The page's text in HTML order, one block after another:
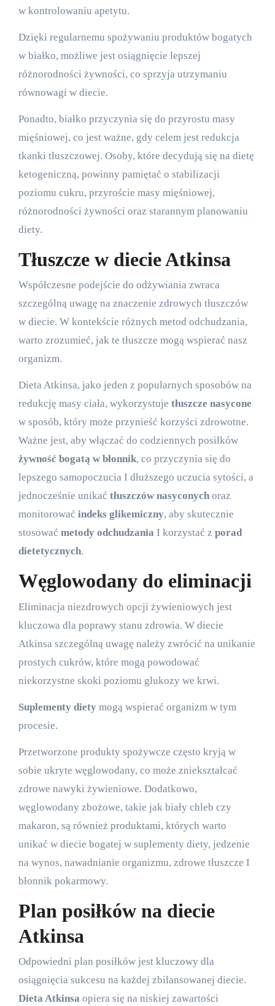
w kontrolowaniu apetytu.
Dzięki regularnemu spożywaniu produktów bogatych
w białko, możliwe jest osiągnięcie lepszej
różnorodności żywności, co sprzyja utrzymaniu
równowagi w diecie.
Ponadto, białko przyczynia się do przyrostu masy
mięśniowej, co jest ważne, gdy celem jest redukcja
tkanki tłuszczowej. Osoby, które decydują się na dietę
ketogeniczną, powinny pamiętać o stabilizacji
poziomu cukru, przyroście masy mięśniowej,
różnorodności żywności oraz starannym planowaniu
diety.
Tłuszcze w diecie Atkinsa
Współczesne podejście do odżywiania zwraca
szczególną uwagę na znaczenie zdrowych tłuszczów
w diecie. W kontekście różnych metod odchudzania,
warto zrozumieć, jak te tłuszcze mogą wspierać nasz
organizm.
Dieta Atkinsa, jako jeden z popularnych sposobów na
redukcję masy ciała, wykorzystuje tłuszcze nasycone
w sposób, który może przynieść korzyści zdrowotne.
Ważne jest, aby włączać do codziennych posiłków
żywność bogatą w błonnik, co przyczynia się do
lepszego samopoczucia I dłuższego uczucia sytości, a
jednocześnie unikać tłuszczów nasyconychoraz
monitorować indeks glikemiczny, aby skutecznie
stosować metody odchudzania I korzystać z porad
dietetycznych.
Węglowodany do eliminacji
Eliminacja niezdrowych opcji żywieniowych jest
kluczowa dla poprawy stanu zdrowia. W diecie
Atkinsa szczególną uwagę należy zwrócić na unikanie
prostych cukrów, które mogą powodować
niekorzystne skoki poziomu glukozy we krwi.
Suplementy dietymogą wspierać organizm w tym
procesie.
Przetworzone produkty spożywcze często kryją w
sobie ukryte węglowodany, co może zniekształcać
zdrowe nawyki żywieniowe. Dodatkowo,
węglowodany zbożowe, takie jak biały chleb czy
makaron, są również produktami, których warto
unikać w diecie bogatej w suplementy diety, jedzenie
na wynos, nawadnianie organizmu, zdrowe tłuszcze I
błonnik pokarmowy.
Plan posiłków na diecie
Atkinsa
Odpowiedni plan posiłków jest kluczowy dla
osiągnięcia sukcesu na każdej zbilansowanej diecie.
Dieta Atkinsa opiera się na niskiej zawartości